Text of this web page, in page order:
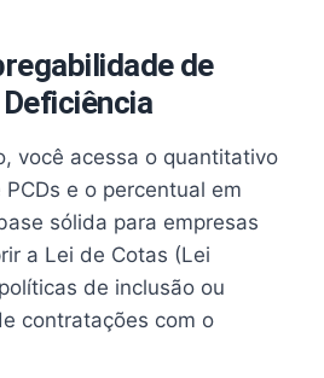
de
você acessa o quantitativo
e o percentual em
sólida para empresas
a Lei de Cotas (Lei
de inclusão ou
contratações com o